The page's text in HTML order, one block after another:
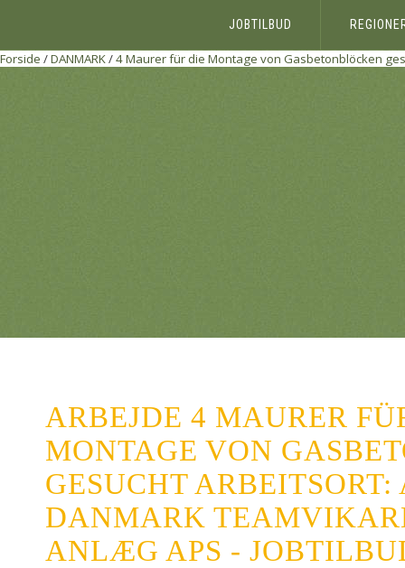
JOBTILBUD
Forside /DANMARK/4 Maurer für die Montage von Gasbetonblöcken
ARBEJDE 4 MAURER
MONTAGE VON
GESUCHT ARBEITSORT:
DANMARK
ANLÆG APS -